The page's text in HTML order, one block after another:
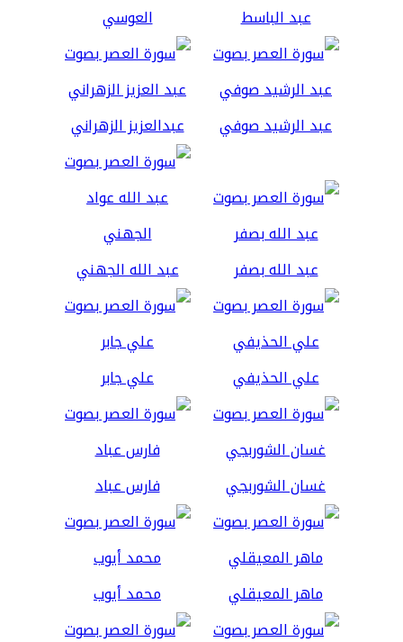
عبد الباسط العوسي
عبد الرشيد صوفي عبدالعزيز الزهراني
عبد الله بصفر عبد الله الجهني
علي الحذيفي علي جابر
غسان الشوربجي فارس عباد
ماهر المعيقلي محمد أيوب